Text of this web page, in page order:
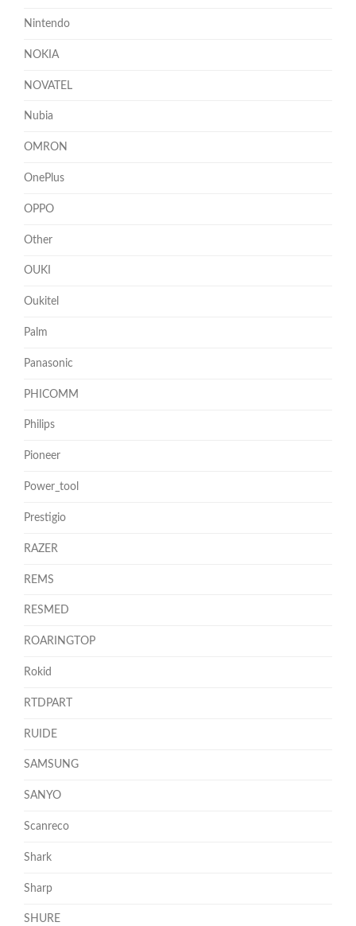
Nintendo
NOKIA
NOVATEL
Nubia
OMRON
OnePlus
OPPO
Other
OUKI
Oukitel
Palm
Panasonic
PHICOMM
Philips
Pioneer
Power_tool
Prestigio
RAZER
REMS
RESMED
ROARINGTOP
Rokid
RTDPART
RUIDE
SAMSUNG
SANYO
Scanreco
Shark
Sharp
SHURE